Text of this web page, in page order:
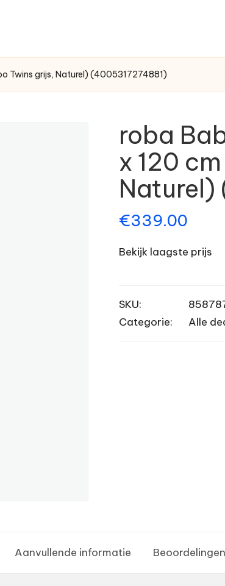
Twins grijs, Naturel) (4005317274881)
roba
x 120
Naturel)
€339.00
Bekijk laagste prijs
SKU:
Categorie:
Alle
Aanvullende informatie